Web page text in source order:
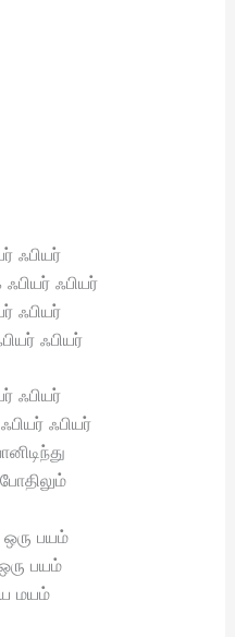
ஃபியர்
ஃபியர்
ஃபியர்
ஃபியர்
ஃபியர்
ஃபியர்
ஒரு பயம்
பயம்
மயம்